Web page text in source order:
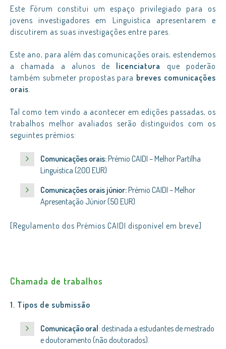
Este Fórum constitui um espaço privilegiado para os
jovens investigadores em Linguística apresentarem e
discutirem as suas investigações entre pares.
Este ano, para além das comunicações orais, estendemos
a chamada a alunos de licenciatura que poderão
também submeter propostas para breves comunicações
orais.
Tal como tem vindo a acontecer em edições passadas, os
trabalhos melhor avaliados serão distinguidos com os
seguintes prémios:
Comunicações orais:Prémio CAIDI – Melhor Partilha
Linguística (200 EUR)
Comunicações orais júnior:Prémio CAIDI – Melhor
Apresentação Júnior (50 EUR)
[Regulamento dos Prémios CAIDI disponível em breve]
Chamada de trabalhos
1. Tipos de submissão
Comunicação oral: destinada a estudantes de mestrado
e doutoramento (não doutorados).